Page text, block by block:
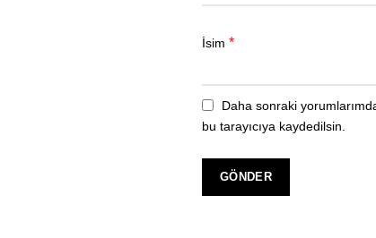
İsim *
Daha sonraki
bu tarayıcıya kaydedilsin.